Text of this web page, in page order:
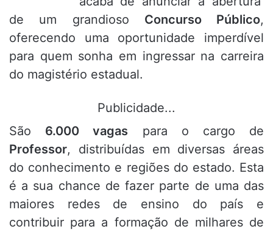
de um grandioso Concurso Público,
oferecendo uma oportunidade imperdível
para quem sonha em ingressar na carreira
do magistério estadual.
Publicidade...
São 6.000 vagas para o cargo de
Professor, distribuídas em diversas áreas
do conhecimento e regiões do estado. Esta
é a sua chance de fazer parte de uma das
maiores redes de ensino do país e
contribuir para a formação de milhares de